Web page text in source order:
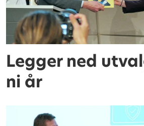
Legger ned
ni år